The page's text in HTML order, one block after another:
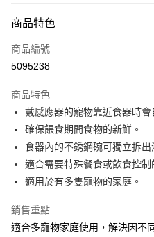
Apple Pay
Google Pay
新竹貨運宅配
每筆NT$100，滿NT$1,000(含以
祥億貨運
每筆NT$100，滿NT$1,000(含以
每筆NT$200，滿NT$1,000(含以
商品特色
商品編號
5095238
商品特色
戴感應器的寵物靠近食器時
確保餵食期間食物的新鮮。
食器內的不銹鋼碗可獨立拆出
適合需要特殊餐食或飲食控制
適用於有多隻寵物的家庭。
銷售重點
適合多寵物家庭使用，解決因不